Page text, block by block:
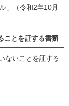
」（令和2年10月
ことを証する書類
いことを証する